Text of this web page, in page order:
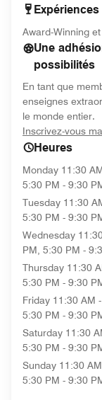
Expériences
Award-Winning
Une
possibilités
En tant que
enseignes
le monde entier.
Inscrivez-vous
Heures
Monday 11:30
5:30 PM - 9:30
Tuesday 11:30
5:30 PM - 9:30
Wednesday
PM, 5:30 PM -
Thursday 11:30
5:30 PM - 9:30
Friday 11:30 AM
5:30 PM - 9:30
Saturday 11:30
5:30 PM - 9:30
Sunday 11:30
5:30 PM - 9:30